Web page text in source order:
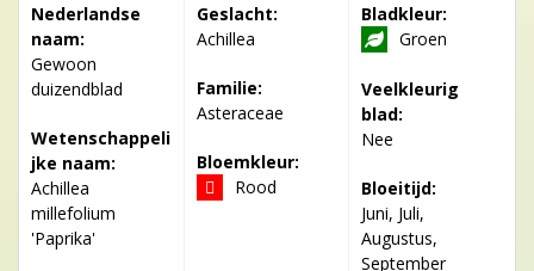
Nederlandse
naam:
Gewoon
duizendblad
Wetenschappeli
jke naam:
Achillea
millefolium
'Paprika'
Geslacht:
Achillea
Familie:
Asteraceae
Bloemkleur:
Rood
Bladkleur:
Groen
Veelkleurig
blad:
Nee
Bloeitijd:
Juni, Juli,
Augustus,
September